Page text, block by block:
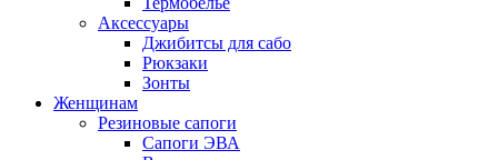
Аксессуары
Джибитсы для сабо
Рюкзаки
Зонты
Женщинам
Резиновые сапоги
Cапоги ЭВА